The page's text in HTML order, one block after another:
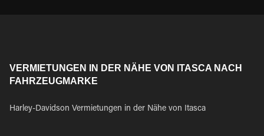
VERMIETUNGEN IN DER NÄHE VON ITASCA NACH
FAHRZEUGMARKE
Harley-Davidson Vermietungen in der Nähe von Itasca